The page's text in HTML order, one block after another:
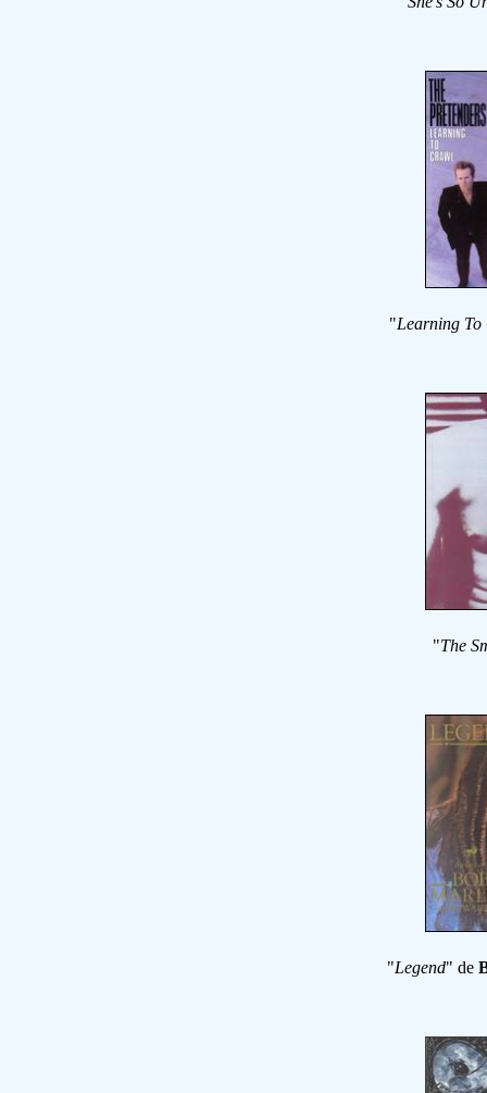
"Learning
"The
"Legend" de